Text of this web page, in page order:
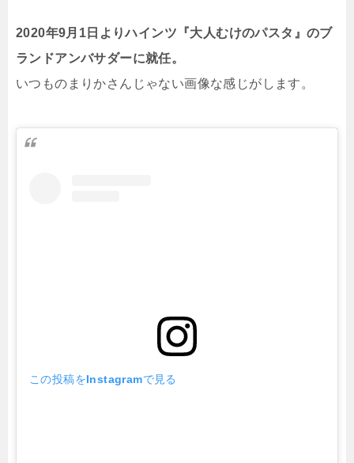
2020年9月1日よりハインツ『大人むけのパスタ』のブ
ランドアンバサダーに就任。
いつものまりかさんじゃない画像な感じがします。
この投稿をInstagramで見る